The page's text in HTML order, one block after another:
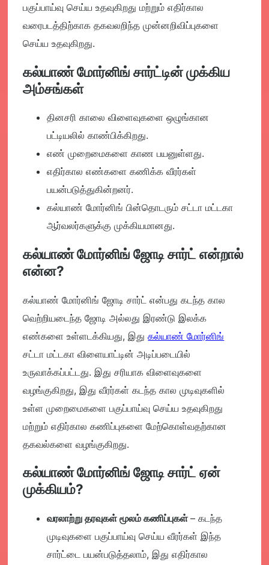
பகுப்பாய்வு செய்ய உதவுகிறது மற்றும் எதிர்கால
வரைபடத்திற்காக தகவலறிந்த முன்னறிவிப்புகளை
செய்ய உதவுகிறது.
கல்யாண் மோர்னிங் சார்ட்டின் முக்கிய
அம்சங்கள்
தினசரி காலை விளைவுகளை ஒழுங்கான
பட்டியலில் காண்பிக்கிறது.
எண் முறைமைகளை காண பயனுள்ளது.
எதிர்கால எண்களை கணிக்க வீரர்கள்
பயன்படுத்துகின்றனர்.
கல்யாண் மோர்னிங் பின்தொடரும் சட்டா மட்டகா
ஆர்வலர்களுக்கு முக்கியமானது.
கல்யாண் மோர்னிங் ஜோடி சார்ட் என்றால்
என்ன?
கல்யாண் மோர்னிங் ஜோடி சார்ட் என்பது கடந்த கால
வெற்றியடைந்த ஜோடி அல்லது இரண்டு இலக்க
எண்களை உள்ளடக்கியது, இதுகல்யாண் மோர்னிங்
சட்டா மட்டகா விளையாட்டின் அடிப்படையில்
உருவாக்கப்பட்டது. இது சரியாக விளைவுகளை
வழங்குகிறது, இது வீரர்கள் கடந்த கால முடிவுகளில்
உள்ள முறைமைகளை பகுப்பாய்வு செய்ய உதவுகிறது
மற்றும் எதிர்கால கணிப்புகளை மேற்கொள்வதற்கான
தகவல்களை வழங்குகிறது.
கல்யாண் மோர்னிங் ஜோடி சார்ட் ஏன்
முக்கியம்?
வரலாற்று தரவுகள் மூலம் கணிப்புகள் – கடந்த
முடிவுகளை பகுப்பாய்வு செய்ய வீரர்கள் இந்த
சார்ட்டை பயன்படுத்தலாம், இது எதிர்கால